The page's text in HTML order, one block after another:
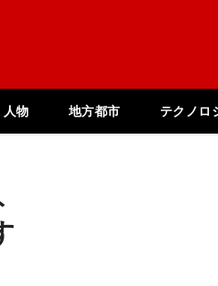
人物 地方都市 テクノロ